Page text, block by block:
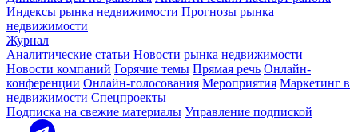
Индексы рынка недвижимости Прогнозы рынка
недвижимости
Журнал
Аналитические статьи Новости рынка недвижимости
Новости компаний Горячие темы Прямая речь Онлайн-
конференции Онлайн-голосования Мероприятия Маркетинг в
недвижимости Спецпроекты
Подписка на свежие материалы Управление подпиской